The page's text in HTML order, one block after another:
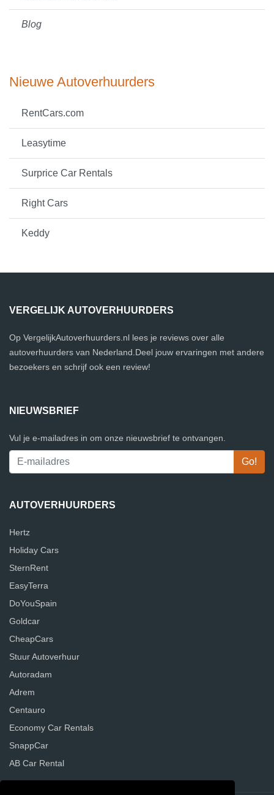
Blog
Nieuwe Autoverhuurders
RentCars.com
Leasytime
Surprice Car Rentals
Right Cars
Keddy
VERGELIJK AUTOVERHUURDERS
Op VergelijkAutoverhuurders.nl lees je reviews over alle
autoverhuurders van Nederland.Deel jouw ervaringen met andere
bezoekers en schrijf ook een review!
NIEUWSBRIEF
Vul je e-mailadres in om onze nieuwsbrief te ontvangen.
AUTOVERHUURDERS
Hertz
Holiday Cars
SternRent
EasyTerra
DoYouSpain
Goldcar
CheapCars
Stuur Autoverhuur
Autoradam
Adrem
Centauro
Economy Car Rentals
SnappCar
AB Car Rental